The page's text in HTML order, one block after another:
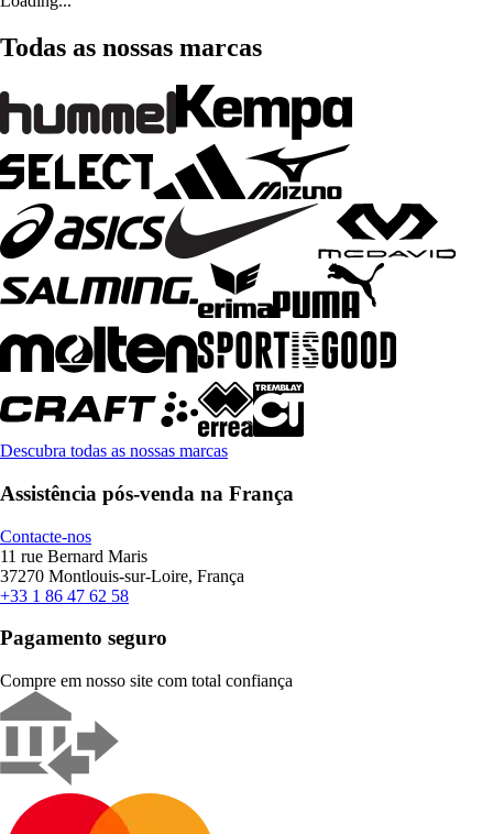
Todas as nossas marcas
Descubra todas as nossas marcas
Assistência pós-venda na França
Contacte-nos
11 rue Bernard Maris
37270 Montlouis-sur-Loire, França
+33 1 86 47 62 58
Pagamento seguro
Compre em nosso site com total confiança